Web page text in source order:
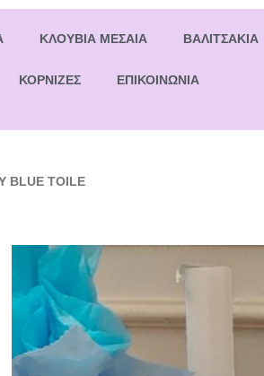
ΚΛΟΥΒΙΑ ΜΕΣΑΙΑ ΒΑΛΙΤΣΑΚΙΑ
ΚΟΡΝΙΖΕΣ ΕΠΙΚΟΙΝΩΝΙΑ
BLUE TOILE